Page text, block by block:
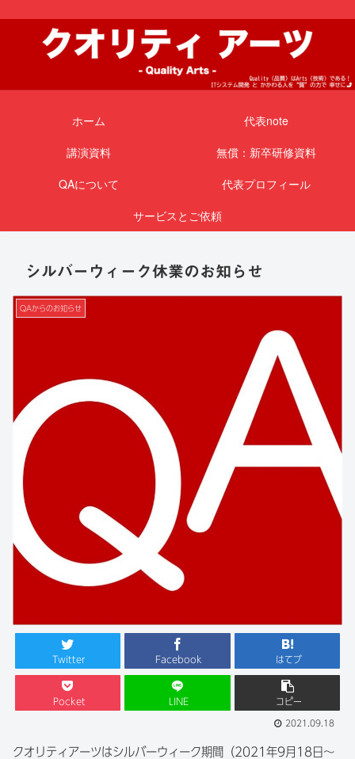
ホーム
代表note
講演資料
無償：新卒研修資料
QAについて
代表プロフィール
サービスとご依頼
シルバーウィーク休業のお知らせ
QAからのお知らせ
Twitter Facebook はてブ
Pocket LINE コピー
2021.09.18
クオリティアーツはシルバーウィーク期間（2021年9月18日～